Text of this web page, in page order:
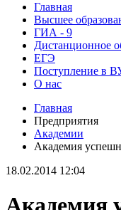
Главная
Высшее
ГИА - 9
Дистанционное
ЕГЭ
Поступление в
О нас
Главная
Предприятия
Академии
Академия
18.02.2014 12:04